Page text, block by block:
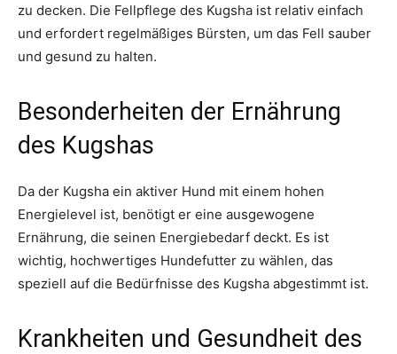
zu decken. Die Fellpflege des Kugsha ist relativ einfach
und erfordert regelmäßiges Bürsten, um das Fell sauber
und gesund zu halten.
Besonderheiten der Ernährung
des Kugshas
Da der Kugsha ein aktiver Hund mit einem hohen
Energielevel ist, benötigt er eine ausgewogene
Ernährung, die seinen Energiebedarf deckt. Es ist
wichtig, hochwertiges Hundefutter zu wählen, das
speziell auf die Bedürfnisse des Kugsha abgestimmt ist.
Krankheiten und Gesundheit des